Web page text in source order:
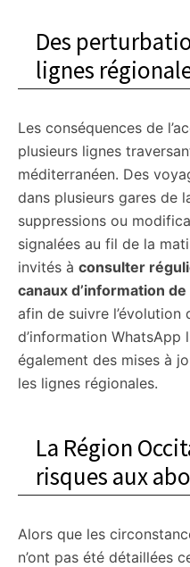
Des
lignes
Les conséquences de
plusieurs lignes
méditerranéen. Des
dans plusieurs gares de
suppressions ou
signalées au fil de la
invités à consulter
canaux d’information de
afin de suivre l’évolution
d’information WhatsApp
également des mises à
les lignes régionales.
La Région
risques aux
Alors que les
n’ont pas été détaillées